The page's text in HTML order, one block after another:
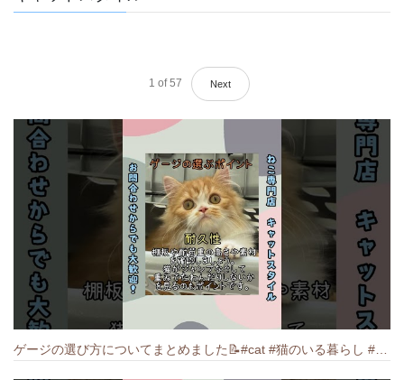
1 of 57 Next